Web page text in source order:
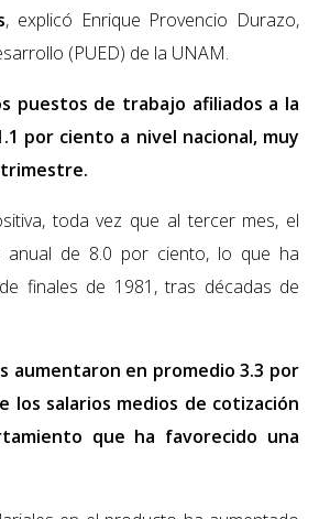
, explicó Enrique Provencio Durazo,
(PUED) de la UNAM.
puestos de trabajo afiliados a la
por ciento a nivel nacional, muy
trimestre.
toda vez que al tercer mes, el
anual de 8.0 por ciento, lo que ha
finales de 1981, tras décadas de
aumentaron en promedio 3.3 por
salarios medios de cotización
que ha favorecido una